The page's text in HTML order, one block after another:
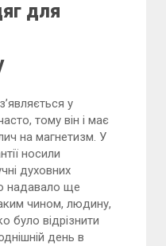
для
у
тому він і має
на магнетизм. У
носили
духовних
надавало ще
чином, людину,
було відрізнити
день в